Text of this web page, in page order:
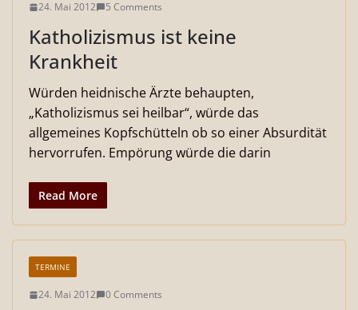
24. Mai 2012 5 Comments
Katholizismus ist keine
Krankheit
Würden heidnische Ärzte behaupten,
„Katholizismus sei heilbar“, würde das
allgemeines Kopfschütteln ob so einer Absurdität
hervorrufen. Empörung würde die darin
Read More
TERMINE
24. Mai 2012 0 Comments